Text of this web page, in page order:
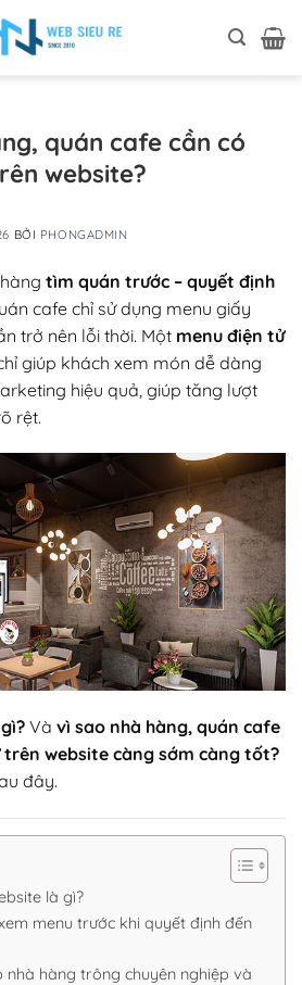
quán cafe cần có
website?
BỞI PHONGADMIN
tìm quán trước – quyết định
cafe chỉ sử dụng menu giấy
trở nên lỗi thời. Một menu điện tử
giúp khách xem món dễ dàng
hiệu quả, giúp tăng lượt
rệt.
Và vì sao nhà hàng, quán cafe
trên website càng sớm càng tốt?
đây.
là gì?
menu trước khi quyết định đến
nhà hàng trông chuyên nghiệp và